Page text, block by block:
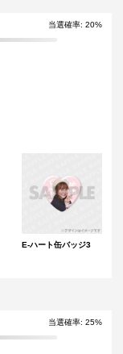
当選確率: 20%
E-ハート缶バッジ3
当選確率: 25%